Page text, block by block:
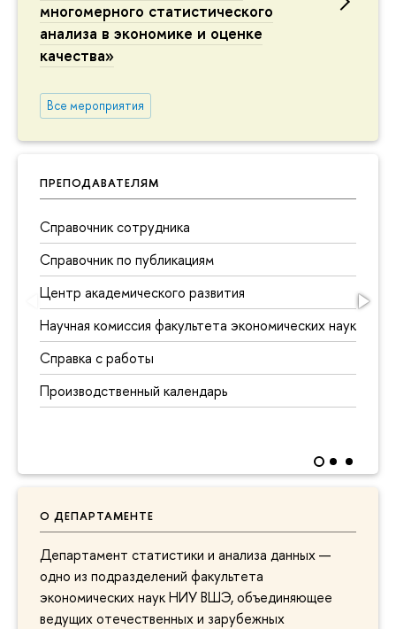
многомерного статистического
анализа в экономике и оценке
качества»
Все мероприятия
ПРЕПОДАВАТЕЛЯМ
Справочник сотрудника
Справочник по публикациям
Центр академического развития
Научная комиссия факультета экономических наук
Справка с работы
Производственный календарь
О ДЕПАРТАМЕНТЕ
Департамент статистики и анализа данных —
одно из подразделений факультета
экономических наук НИУ ВШЭ, объединяющее
ведущих отечественных и зарубежных